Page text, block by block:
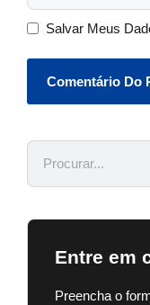
Salvar Meus
Entre em
Preencha o